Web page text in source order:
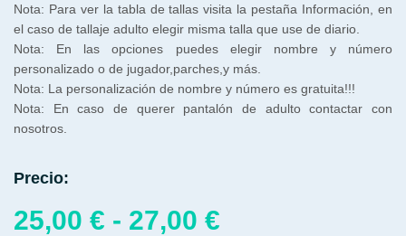
Nota: Para ver la tabla de tallas visita la pestaña Información, en
el caso de tallaje adulto elegir misma talla que use de diario.
Nota: En las opciones puedes elegir nombre y número
personalizado o de jugador,parches,y más.
Nota: La personalización de nombre y número es gratuita!!!
Nota: En caso de querer pantalón de adulto contactar con
nosotros.
Precio:
25,00 € - 27,00 €